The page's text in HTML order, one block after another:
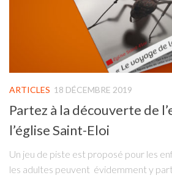
ARTICLES 18 DÉCEMBRE 2019
Partez à la découverte de
l’église Saint-Eloi
Un jeu de piste est proposé pour les
les adultes peuvent évidemment y